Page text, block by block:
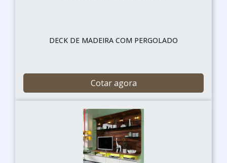
DECK DE MADEIRA COM PERGOLADO
Cotar agora